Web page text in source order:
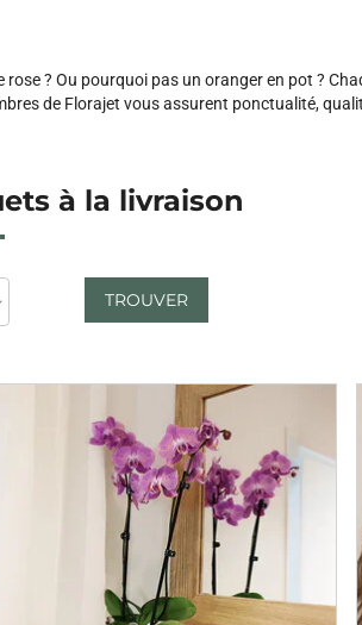
? Ou pourquoi pas un oranger en pot ?
de Florajet vous assurent ponctualité,
à la livraison
TROUVER